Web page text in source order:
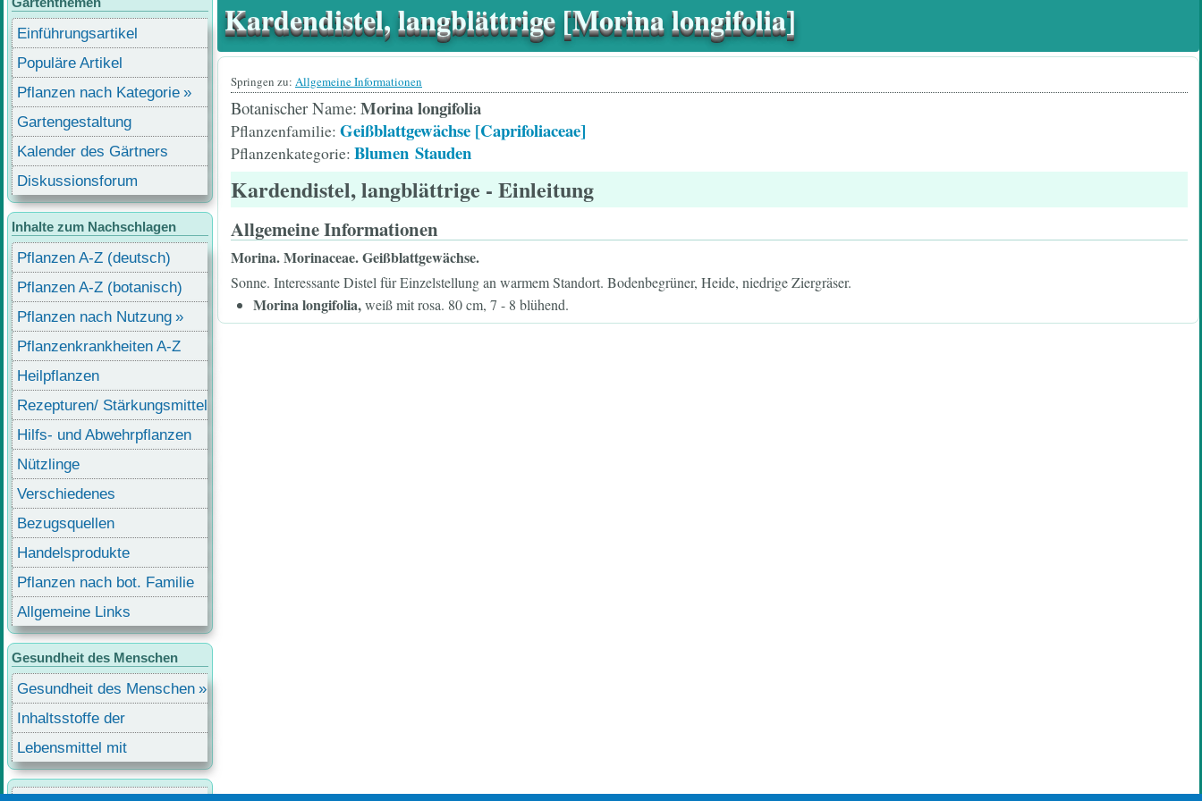
Kardendistel, langblättrige [Morina longifolia]
Springen zu: Allgemeine Informationen
Botanischer Name Morina longifolia
Pflanzenfamilie Geißblattgewächse [Caprifoliaceae]
Pflanzenkategorie Blumen Stauden
Kardendistel, langblättrige - Einleitung
Allgemeine Informationen
Morina. Morinaceae. Geißblattgewächse.
Sonne. Interessante Distel für Einzelstellung an warmem Standort. Bodenbegrüner, Heide, niedrige Ziergräser.
Morina longifolia,weiß mit rosa. 80 cm, 7 - 8 blühend.
Einführungsartikel
Populäre Artikel
Pflanzen nach Kategorie
Gartengestaltung
Kalender des Gärtners
Diskussionsforum
Inhalte zum Nachschlagen
Pflanzen A-Z (deutsch)
Pflanzen A-Z (botanisch)
Pflanzen nach Nutzung
Pflanzenkrankheiten A-Z
Heilpflanzen
Rezepturen/ Stärkungsmittel
Hilfs- und Abwehrpflanzen
Nützlinge
Verschiedenes
Bezugsquellen
Handelsprodukte
Pflanzen nach bot. Familie
Allgemeine Links
Gesundheit des Menschen
Gesundheit des Menschen
Inhaltsstoffe der
Lebensmittel
Lebensmittel mit
Inhaltsstoffen
Benutzermenü